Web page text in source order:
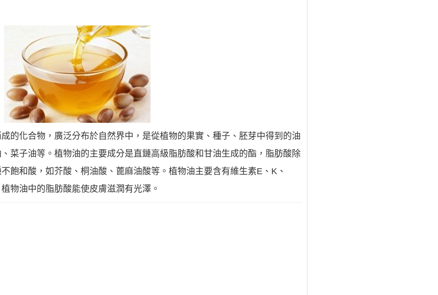
的化合物，廣泛分布於自然界中，是從植物的果實、種子、胚芽中得到的油
菜子油等。植物油的主要成分是直鏈高級脂肪酸和甘油生成的酯，脂肪酸除
飽和酸，如芥酸、桐油酸、蓖麻油酸等。植物油主要含有維生素E、K、
物油中的脂肪酸能使皮膚滋潤有光澤。